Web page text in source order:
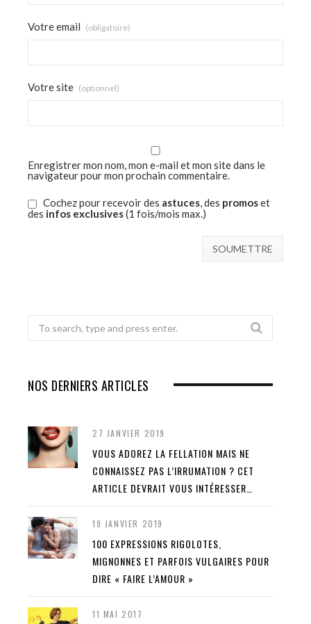
Votre email (obligatoire)
Votre site (optionnel)
Enregistrer mon nom, mon e-mail et mon site dans le
navigateur pour mon prochain commentaire.
Cochez pour recevoir des astuces, des promoset
des infos exclusives(1 fois/mois max.)
Search
for:
NOS DERNIERS ARTICLES
27 JANVIER 2019
VOUS ADOREZ LA FELLATION MAIS NE
CONNAISSEZ PAS L’IRRUMATION ? CET
ARTICLE DEVRAIT VOUS INTÉRESSER…
19 JANVIER 2019
100 EXPRESSIONS RIGOLOTES,
MIGNONNES ET PARFOIS VULGAIRES POUR
DIRE « FAIRE L’AMOUR »
11 MAI 2017